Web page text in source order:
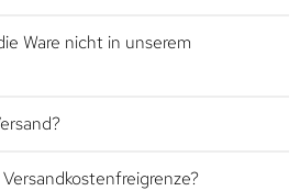
Ware nicht in unserem